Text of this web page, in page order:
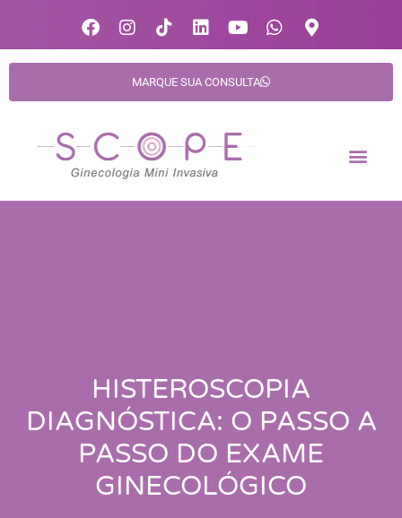
MARQUE SUA CONSULTA
HISTEROSCOPIA
DIAGNÓSTICA: O PASSO A
PASSO DO EXAME
GINECOLÓGICO